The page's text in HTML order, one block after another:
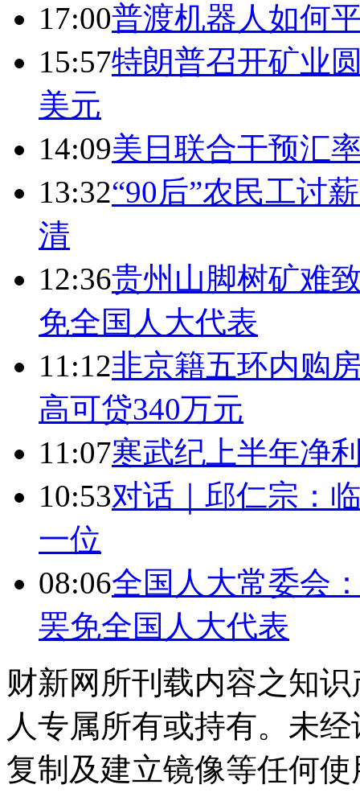
17:00普渡机器人如何
15:57特朗普召开矿业
美元
14:09美日联合干预汇
13:32“90后”农民工讨
清
12:36贵州山脚树矿难
免全国人大代表
11:12非京籍五环内购
高可贷340万元
11:07寒武纪上半年净
10:53对话｜邱仁宗：
一位
08:06全国人大常委会
罢免全国人大代表
财新网所刊载内容之知
人专属所有或持有。未
复制及建立镜像等任何使